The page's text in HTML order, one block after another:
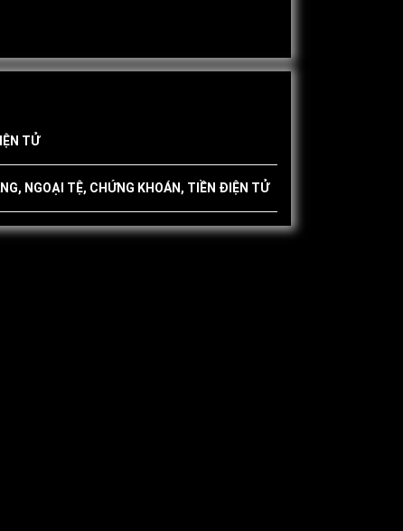
TỬ
NGOẠI TỆ, CHỨNG KHOÁN, TIỀN ĐIỆN TỬ